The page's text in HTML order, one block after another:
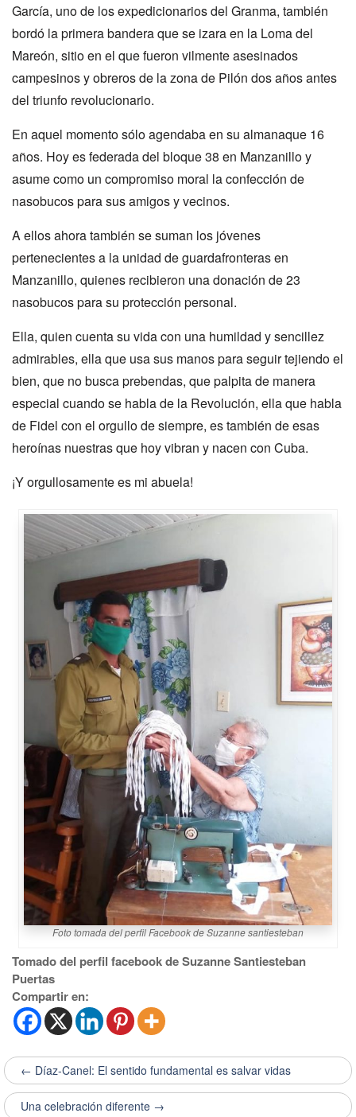
García, uno de los expedicionarios del Granma, también
bordó la primera bandera que se izara en la Loma del
Mareón, sitio en el que fueron vilmente asesinados
campesinos y obreros de la zona de Pilón dos años antes
del triunfo revolucionario.
En aquel momento sólo agendaba en su almanaque 16
años. Hoy es federada del bloque 38 en Manzanillo y
asume como un compromiso moral la confección de
nasobucos para sus amigos y vecinos.
A ellos ahora también se suman los jóvenes
pertenecientes a la unidad de guardafronteras en
Manzanillo, quienes recibieron una donación de 23
nasobucos para su protección personal.
Ella, quien cuenta su vida con una humildad y sencillez
admirables, ella que usa sus manos para seguir tejiendo el
bien, que no busca prebendas, que palpita de manera
especial cuando se habla de la Revolución, ella que habla
de Fidel con el orgullo de siempre, es también de esas
heroínas nuestras que hoy vibran y nacen con Cuba.
¡Y orgullosamente es mi abuela!
Foto tomada del perfil Facebook de Suzanne santiesteban
Tomado del perfil facebook de Suzanne Santiesteban
Puertas
Compartir en:
← Díaz-Canel: El sentido fundamental es salvar vidas
Una celebración diferente →